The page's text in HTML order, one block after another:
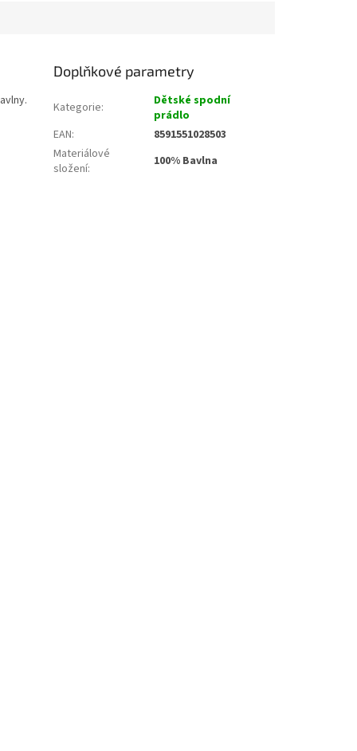
Doplňkové parametry
Kategorie:
Dětské spodní
prádlo
EAN:
8591551028503
Materiálové
složení: 100% Bavlna